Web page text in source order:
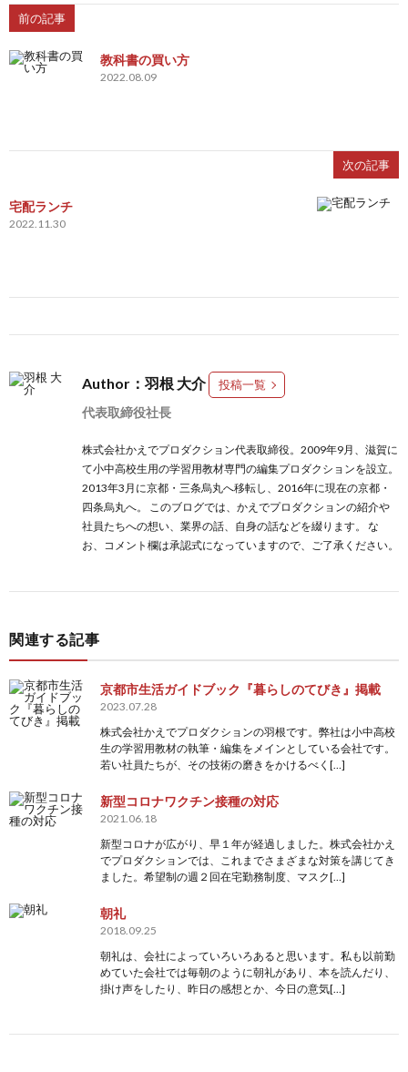
前の記事
教科書の買い方
2022.08.09
次の記事
宅配ランチ
2022.11.30
Author：羽根 大介 投稿一覧
代表取締役社長
株式会社かえでプロダクション代表取締役。2009年9月、滋賀に
て小中高校生用の学習用教材専門の編集プロダクションを設立。
2013年3月に京都・三条烏丸へ移転し、2016年に現在の京都・
四条烏丸へ。 このブログでは、かえでプロダクションの紹介や
社員たちへの想い、業界の話、自身の話などを綴ります。 な
お、コメント欄は承認式になっていますので、ご了承ください。
関連する記事
京都市生活ガイドブック『暮らしのてびき』掲載
2023.07.28
株式会社かえでプロダクションの羽根です。弊社は小中高校
生の学習用教材の執筆・編集をメインとしている会社です。
若い社員たちが、その技術の磨きをかけるべく[…]
新型コロナワクチン接種の対応
2021.06.18
新型コロナが広がり、早１年が経過しました。株式会社かえ
でプロダクションでは、これまでさまざまな対策を講じてき
ました。希望制の週２回在宅勤務制度、マスク[…]
朝礼
2018.09.25
朝礼は、会社によっていろいろあると思います。私も以前勤
めていた会社では毎朝のように朝礼があり、本を読んだり、
掛け声をしたり、昨日の感想とか、今日の意気[…]